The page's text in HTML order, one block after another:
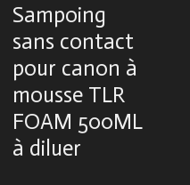
Sampoing
sans contact
pour canon à
mousse TLR
FOAM 500ML
à diluer